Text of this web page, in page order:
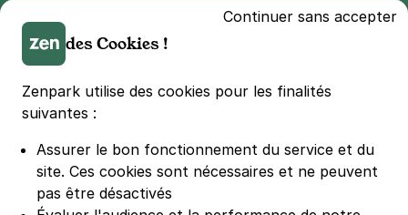
Parking LDLC Arena
Parking Stade Pierre Mauroy
Parking Groupama Stadium
Parking Vélodrome
Parking Bercy
Parking La Défense Arena
Parking Les 4 temps
Continuer sans accepter
des Cookies !
Zenpark utilise des cookies pour les finalités
suivantes :
Assurer le bon fonctionnement du service et du
site. Ces cookies sont nécessaires et ne peuvent
pas être désactivés